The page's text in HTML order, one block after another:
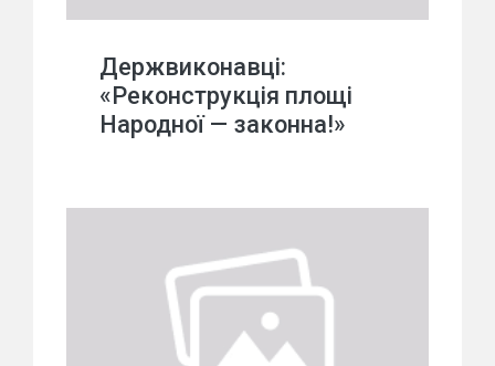
Держвиконавці:
«Реконструкція площі
Народної — законна!»